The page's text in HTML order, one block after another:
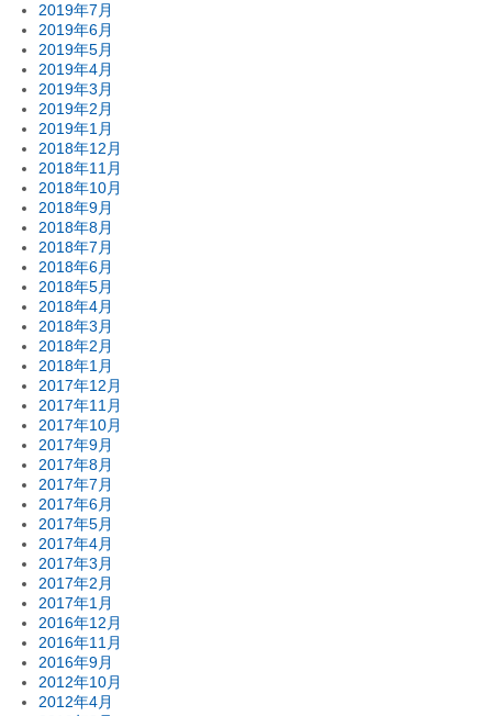
2019年7月
2019年6月
2019年5月
2019年4月
2019年3月
2019年2月
2019年1月
2018年12月
2018年11月
2018年10月
2018年9月
2018年8月
2018年7月
2018年6月
2018年5月
2018年4月
2018年3月
2018年2月
2018年1月
2017年12月
2017年11月
2017年10月
2017年9月
2017年8月
2017年7月
2017年6月
2017年5月
2017年4月
2017年3月
2017年2月
2017年1月
2016年12月
2016年11月
2016年9月
2012年10月
2012年4月